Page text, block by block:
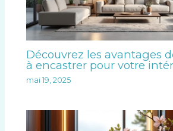
Découvrez les avantages
à encastrer pour votre
mai 19, 2025